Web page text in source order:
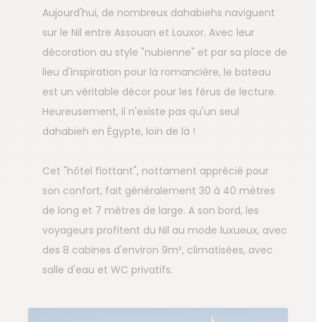
Aujourd'hui, de nombreux dahabiehs naviguent
sur le Nil entre Assouan et Louxor. Avec leur
décoration au style "nubienne" et par sa place de
lieu d'inspiration pour la romancière, le bateau
est un véritable décor pour les férus de lecture.
Heureusement, il n'existe pas qu'un seul
dahabieh en Égypte, loin de là !
Cet "hôtel flottant", nottament apprécié pour
son confort, fait généralement 30 à 40 mètres
de long et 7 mètres de large. A son bord, les
voyageurs profitent du Nil au mode luxueux, avec
des 8 cabines d'environ 9m², climatisées, avec
salle d'eau et WC privatifs.